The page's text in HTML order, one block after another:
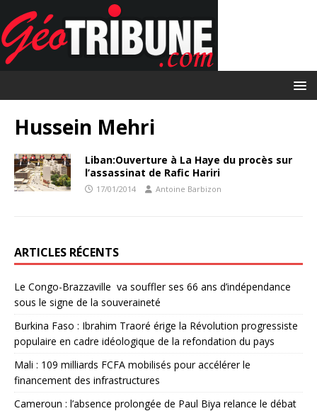
Hussein Mehri
Liban:Ouverture à La Haye du procès sur
l’assassinat de Rafic Hariri
17/01/2014 Antoine Barbizon
ARTICLES RÉCENTS
Le Congo-Brazzaville va souffler ses 66 ans d’indépendance
sous le signe de la souveraineté
Burkina Faso : Ibrahim Traoré érige la Révolution progressiste
populaire en cadre idéologique de la refondation du pays
Mali : 109 milliards FCFA mobilisés pour accélérer le
financement des infrastructures
Cameroun : l’absence prolongée de Paul Biya relance le débat